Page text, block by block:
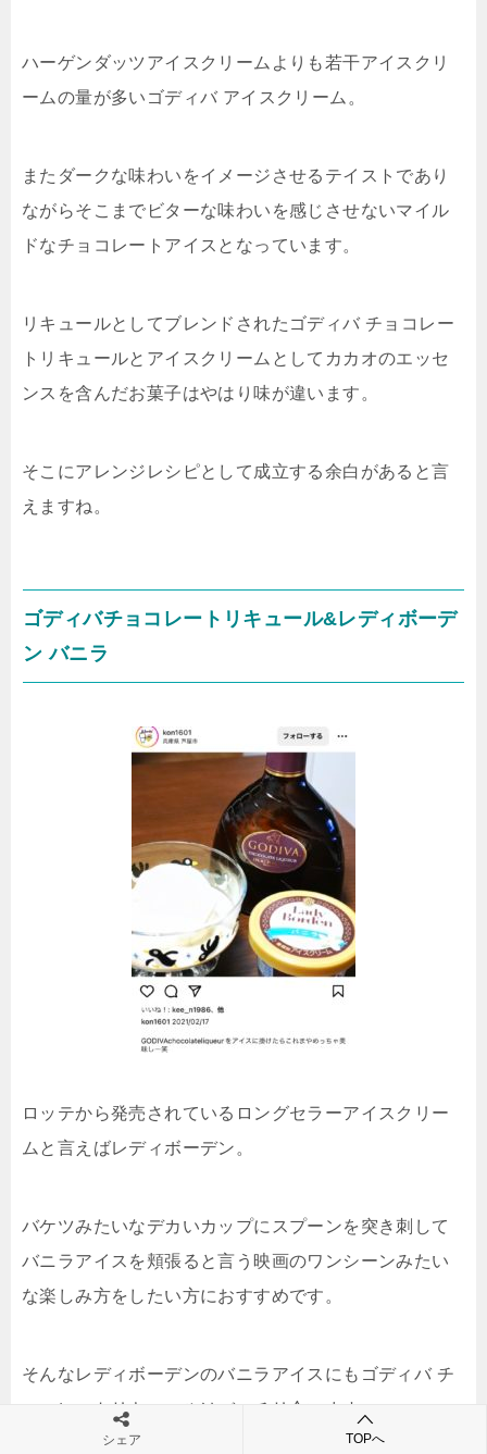
ハーゲンダッツアイスクリームよりも若干アイスクリ
ームの量が多いゴディバ アイスクリーム。
またダークな味わいをイメージさせるテイストであり
ながらそこまでビターな味わいを感じさせないマイル
ドなチョコレートアイスとなっています。
リキュールとしてブレンドされたゴディバ チョコレー
トリキュールとアイスクリームとしてカカオのエッセ
ンスを含んだお菓子はやはり味が違います。
そこにアレンジレシピとして成立する余白があると言
えますね。
ゴディバチョコレートリキュール&レディボーデ
ン バニラ
ロッテから発売されているロングセラーアイスクリー
ムと言えばレディボーデン。
バケツみたいなデカいカップにスプーンを突き刺して
バニラアイスを頬張ると言う映画のワンシーンみたい
な楽しみ方をしたい方におすすめです。
そんなレディボーデンのバニラアイスにもゴディバ チ
ョコレートリキュールはバッチリ合います。
シェア TOPへ